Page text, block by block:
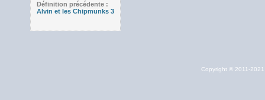
Définition précédente :
Alvin et les Chipmunks 3
Copyright © 2011-